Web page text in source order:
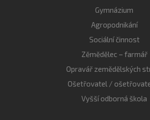
Gymnázium
Agropodnikání
Sociální činnost
Zěmědělec – farmář
Opravář zemědělských
Ošetřovatel /
Vyšší odborná škola